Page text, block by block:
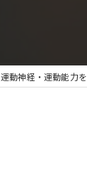
運動神経・運動能力